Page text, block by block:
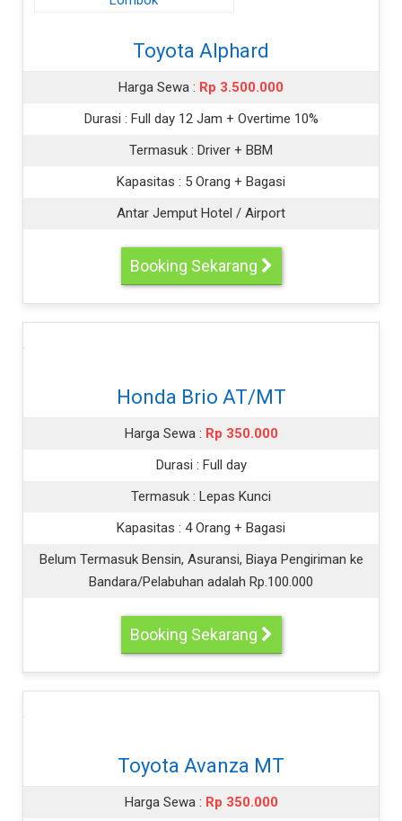
Toyota Alphard
Harga Sewa : Rp 3.500.000
Durasi : Full day 12 Jam + Overtime 10%
Termasuk : Driver + BBM
Kapasitas : 5 Orang + Bagasi
Antar Jemput Hotel / Airport
Booking Sekarang
Honda Brio AT/MT
Harga Sewa : Rp 350.000
Durasi : Full day
Termasuk : Lepas Kunci
Kapasitas : 4 Orang + Bagasi
Belum Termasuk Bensin, Asuransi, Biaya Pengiriman ke
Bandara/Pelabuhan adalah Rp.100.000
Booking Sekarang
Toyota Avanza MT
Harga Sewa : Rp 350.000